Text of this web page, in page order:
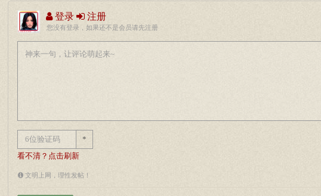
登录 注册
您没有登录，如果还不是会员请先注册
*
看不清？点击刷新
文明上网，理性发帖！